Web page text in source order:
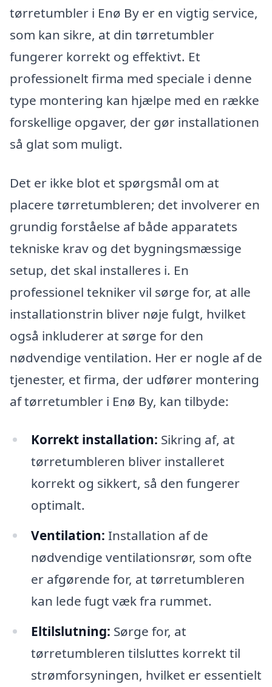
tørretumbler i Enø By er en vigtig service,
som kan sikre, at din tørretumbler
fungerer korrekt og effektivt. Et
professionelt firma med speciale i denne
type montering kan hjælpe med en række
forskellige opgaver, der gør installationen
så glat som muligt.
Det er ikke blot et spørgsmål om at
placere tørretumbleren; det involverer en
grundig forståelse af både apparatets
tekniske krav og det bygningsmæssige
setup, det skal installeres i. En
professionel tekniker vil sørge for, at alle
installationstrin bliver nøje fulgt, hvilket
også inkluderer at sørge for den
nødvendige ventilation. Her er nogle af de
tjenester, et firma, der udfører montering
af tørretumbler i Enø By, kan tilbyde:
Korrekt installation: Sikring af, at
tørretumbleren bliver installeret
korrekt og sikkert, så den fungerer
optimalt.
Ventilation: Installation af de
nødvendige ventilationsrør, som ofte
er afgørende for, at tørretumbleren
kan lede fugt væk fra rummet.
Eltilslutning: Sørge for, at
tørretumbleren tilsluttes korrekt til
strømforsyningen, hvilket er essentielt